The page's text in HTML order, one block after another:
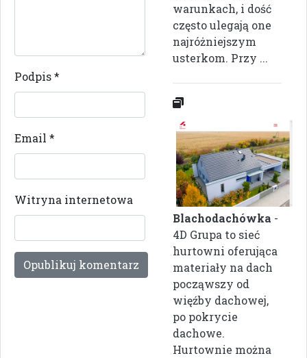
Podpis*
Email *
Witryna internetowa
warunkach, i dość
często ulegają one
najróżniejszym
usterkom. Przy ...
Blachodachówka -
4D Grupa to sieć
hurtowni oferująca
materiały na dach
począwszy od
więźby dachowej,
po pokrycie
dachowe.
Hurtownie można